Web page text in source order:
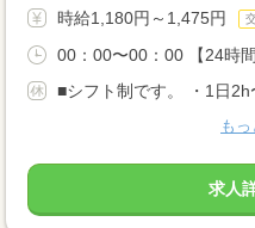
時給1,180円～1,475円
00：00〜00：00 【24時
■シフト制です。 ・1日
も
求人